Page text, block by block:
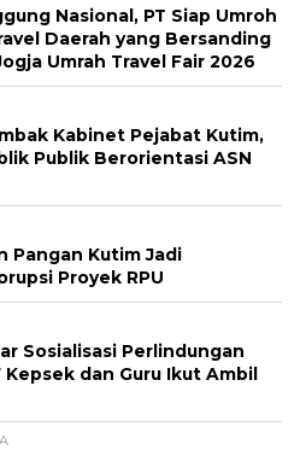
Nasional, PT Siap Umroh
Daerah yang Bersanding
Umrah Travel Fair 2026
Kabinet Pejabat Kutim,
Publik Berorientasi ASN
Pangan Kutim Jadi
Proyek RPU
Sosialisasi Perlindungan
dan Guru Ikut Ambil